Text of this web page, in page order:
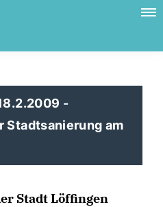
-
Stadtsanierung am
Stadt Löffingen